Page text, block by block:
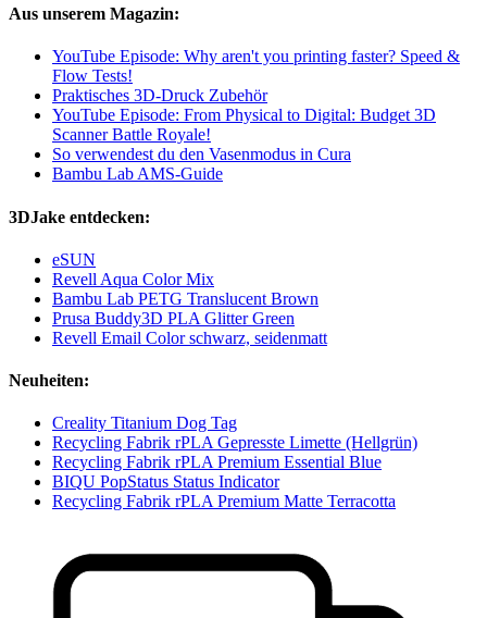
Aus unserem Magazin:
YouTube Episode: Why aren't you printing faster? Speed &
Flow Tests!
Praktisches 3D-Druck Zubehör
YouTube Episode: From Physical to Digital: Budget 3D
Scanner Battle Royale!
So verwendest du den Vasenmodus in Cura
Bambu Lab AMS-Guide
3DJake entdecken:
eSUN
Revell Aqua Color Mix
Bambu Lab PETG Translucent Brown
Prusa Buddy3D PLA Glitter Green
Revell Email Color schwarz, seidenmatt
Neuheiten:
Creality Titanium Dog Tag
Recycling Fabrik rPLA Gepresste Limette (Hellgrün)
Recycling Fabrik rPLA Premium Essential Blue
BIQU PopStatus Status Indicator
Recycling Fabrik rPLA Premium Matte Terracotta